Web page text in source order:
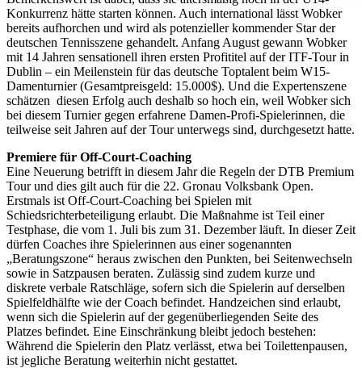
Wir verwenden Cookies, um Inhalte und Anzeigen zu
personalisieren, Funktionen für soziale Medien anbieten
zu können und die Zugriffe auf unsere Website zu
analysieren. Außerdem geben wir Informationen zu Ihrer
Verwendung unserer Website an unsere Partner für
soziale Medien, Werbung und Analysen weiter. Unsere
Partner führen diese Informationen möglicherweise mit
weiteren Daten zusammen, die Sie ihnen bereitgestellt
haben oder die sie im Rahmen Ihrer Nutzung der Dienste
gesammelt haben. DieCookie-Einstellungenkönnen
jederzeit über den Link im Footer aufgerufen und
angepasst werden.
Konkurrenz hätte starten können. Auch international lässt Wobker
bereits aufhorchen und wird als potenzieller kommender Star der
deutschen Tennisszene gehandelt. Anfang August gewann Wobker
mit 14 Jahren sensationell ihren ersten Profititel auf der ITF-Tour in
Dublin – ein Meilenstein für das deutsche Toptalent beim W15-
Damenturnier (Gesamtpreisgeld: 15.000$). Und die Expertenszene
schätzen diesen Erfolg auch deshalb so hoch ein, weil Wobker sich
bei diesem Turnier gegen erfahrene Damen-Profi-Spielerinnen, die
teilweise seit Jahren auf der Tour unterwegs sind, durchgesetzt hatte.
Premiere für Off-Court-Coaching
Eine Neuerung betrifft in diesem Jahr die Regeln der DTB Premium
Tour und dies gilt auch für die 22. Gronau Volksbank Open.
Erstmals ist Off-Court-Coaching bei Spielen mit
Schiedsrichterbeteiligung erlaubt. Die Maßnahme ist Teil einer
Testphase, die vom 1. Juli bis zum 31. Dezember läuft. In dieser Zeit
dürfen Coaches ihre Spielerinnen aus einer sogenannten
„Beratungszone“ heraus zwischen den Punkten, bei Seitenwechseln
sowie in Satzpausen beraten. Zulässig sind zudem kurze und
diskrete verbale Ratschläge, sofern sich die Spielerin auf derselben
Spielfeldhälfte wie der Coach befindet. Handzeichen sind erlaubt,
wenn sich die Spielerin auf der gegenüberliegenden Seite des
Platzes befindet. Eine Einschränkung bleibt jedoch bestehen:
Während die Spielerin den Platz verlässt, etwa bei Toilettenpausen,
ist jegliche Beratung weiterhin nicht gestattet.